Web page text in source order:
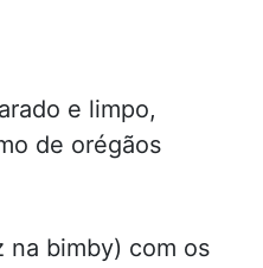
e limpo,
de orégãos
na bimby) com os